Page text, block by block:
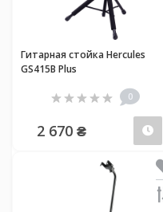
Гитарная стойка Hercules
GS415B Plus
0
2 670 ₴